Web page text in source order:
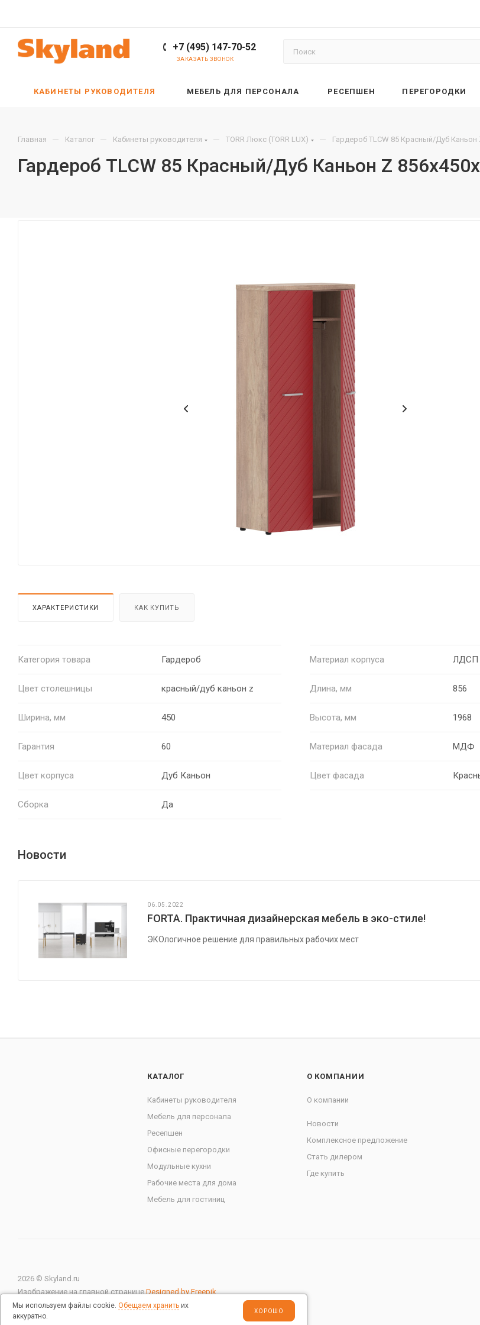
+7 (495) 147-70-52
ЗАКАЗАТЬ ЗВОНОК
КАБИНЕТЫ РУКОВОДИТЕЛЯ МЕБЕЛЬ ДЛЯ ПЕРСОНАЛА РЕСЕПШЕН ПЕРЕГОРОДКИ
Главная — Каталог — Кабинеты руководителя — TORR Люкс (TORR LUX) — Гардероб TLCW 85 Красный/Дуб Каньон
Гардероб TLCW 85 Красный/Дуб Каньон Z
ХАРАКТЕРИСТИКИ КАК КУПИТЬ
Категория товара Гардероб Материал корпуса ЛДСП
Цвет столешницы красный/дуб каньон z Длина, мм 856
Ширина, мм 450 Высота, мм 1968
Гарантия 60 Материал фасада МДФ
Цвет корпуса Дуб Каньон Цвет фасада
Сборка Да
Новости
06.05.2022
FORTA. Практичная дизайнерская мебель в эко-стиле!
ЭКОлогичное решение для правильных рабочих мест
КАТАЛОГ
Кабинеты руководителя
Мебель для персонала
Ресепшен
Офисные перегородки
Модульные кухни
Рабочие места для дома
Мебель для гостиниц
О КОМПАНИИ
О компании
Новости
Комплексное предложение
Стать дилером
Где купить
2026 © Skyland.ru
Изображение на главной страницеDesigned by Freepik
Мы используем файлы cookie. Обещаем хранить их
аккуратно.
ХОРОШО